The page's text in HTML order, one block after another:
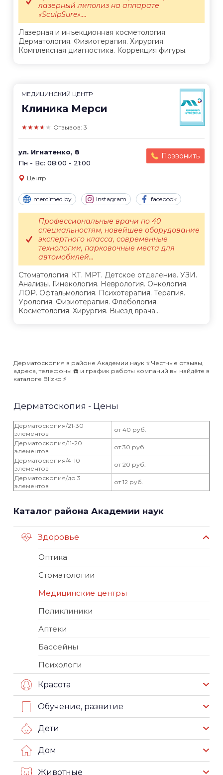
Лазерная и инъекционная косметология.
Дерматология. Физиотерапия. Хирургия.
Комплексная диагностика. Коррекция фигуры.
лазерный липолиз на аппарате
«SculpSure»....
МЕДИЦИНСКИЙ ЦЕНТР
Клиника Мерси
★★★★★ Отзывов: 3
ул. Игнатенко, 8
Пн - Вс: 08:00 - 21:00
Позвонить
Центр
mercimed.by Instagram facebook
Стоматология. КТ. МРТ. Детское отделение. УЗИ.
Анализы. Гинекология. Неврология. Онкология.
ЛОР. Офтальмология. Психотерапия. Терапия.
Урология. Физиотерапия. Флебология.
Косметология. Хирургия. Выезд врача...
Профессиональные врачи по 40
специальностям, новейшее оборудование
экспертного класса, современные
технологии, парковочные места для
автомобилей...
Дерматоскопия в районе Академии наук ⭐️ Честные отзывы,
адреса, телефоны ☎️ и график работы компаний вы найдёте в
каталоге Blizko ⚡️
Дерматоскопия - Цены
Дерматоскопия/21-30
элементов
от 40 руб.
Дерматоскопия/11-20
элементов
от 30 руб.
Дерматоскопия/4-10
элементов
от 20 руб.
Дерматоскопия/до 3
элементов
от 12 руб.
Каталог района Академии наук
Здоровье
Оптика
Стоматологии
Медицинские центры
Поликлиники
Аптеки
Бассейны
Психологи
Красота
Обучение, развитие
Дети
Дом
Животные